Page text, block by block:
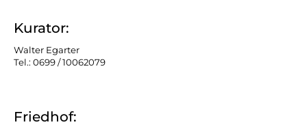
Kurator:
Walter Egarter
Tel.: 0699 / 10062079
Friedhof: